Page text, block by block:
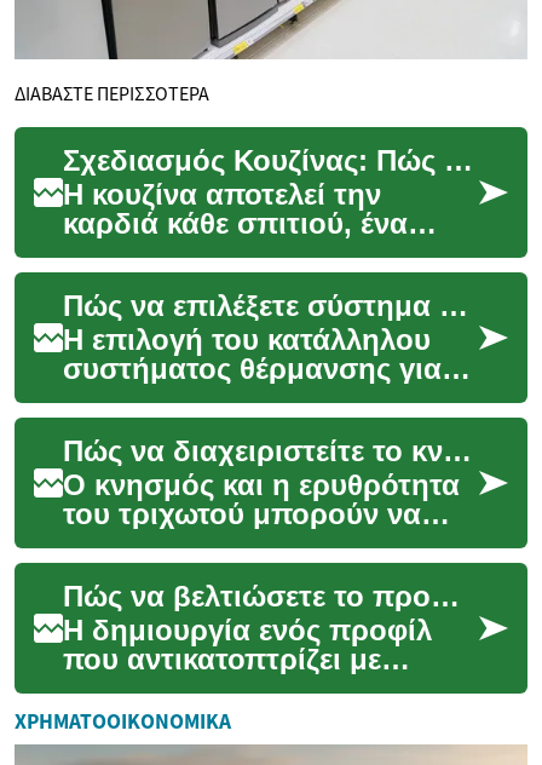
ΔΙΑΒΑΣΤΕ ΠΕΡΙΣΣΟΤΕΡΑ
Σχεδιασμός Κουζίνας: Πώς να Δημιουργήσετε τον Ιδανικό Χώρο για το Σπίτι σας
Η κουζίνα αποτελεί την
καρδιά κάθε σπιτιού, ένα
μέρος όπου οι οικογένειες
συγκεντρώνονται,
μαγειρεύουν και μοιράζοντα...
Πώς να επιλέξετε σύστημα θερμότητας για το σπίτι
Η επιλογή του κατάλληλου
συστήματος θέρμανσης για
το σπίτι είναι μια σημαντική
απόφαση που επηρεάζει την
άνεση, το εν...
Πώς να διαχειριστείτε το κνησμό και την ερυθρότητα του τριχωτού
Ο κνησμός και η ερυθρότητα
του τριχωτού μπορούν να
προκύψουν από πολλούς
παράγοντες: υπερβολική
έκκριση σμήγματος, μι...
Πώς να βελτιώσετε το προφίλ σας για ψηφιακές συνδέσεις
Η δημιουργία ενός προφίλ
που αντικατοπτρίζει με
σαφήνεια το ποιοι είστε και
ταυτόχρονα προστατεύει την
ιδιωτικότητά σ...
ΧΡΗΜΑΤΟΟΙΚΟΝΟΜΙΚΆ